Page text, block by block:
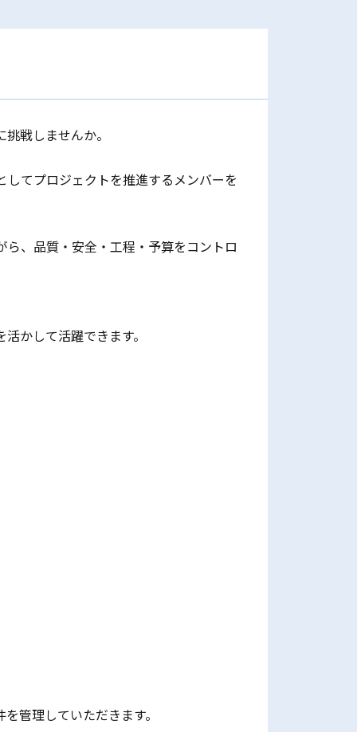
戦しませんか。
てプロジェクトを推進するメンバーを
、品質・安全・工程・予算をコントロ
かして活躍できます。
管理していただきます。